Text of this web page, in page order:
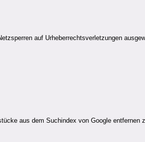
auf Urheberrechtsverletzungen
aus dem Suchindex von Google entfernen